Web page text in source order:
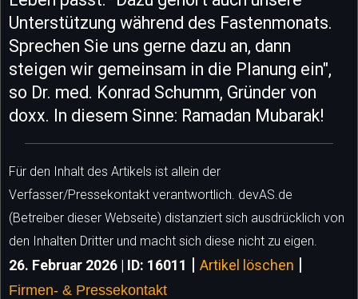
Unterstützung während des Fastenmonats.
Sprechen Sie uns gerne dazu an, dann
steigen wir gemeinsam in die Planung ein",
so Dr. med. Konrad Schumm, Gründer von
doxx. In diesem Sinne: Ramadan Mubarak!
Für den Inhalt des Artikels ist allein der
Verfasser/Pressekontakt verantwortlich. devAS.de
(Betreiber dieser Webseite) distanziert sich ausdrücklich von
den Inhalten Dritter und macht sich diese nicht zu eigen.
26. Februar 2026 | ID: 16011 | Artikel löschen |
Firmen- & Pressekontakt